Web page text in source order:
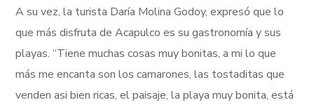
A su vez, la turista Daría Molina Godoy, expresó que lo
que más disfruta de Acapulco es su gastronomía y sus
playas. “Tiene muchas cosas muy bonitas, a mi lo que
más me encanta son los camarones, las tostaditas que
venden asi bien ricas, el paisaje, la playa muy bonita, está